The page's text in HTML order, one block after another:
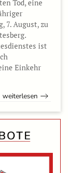
Tod, eine
7. August, zu
ist
Einkehr
weiterlesen